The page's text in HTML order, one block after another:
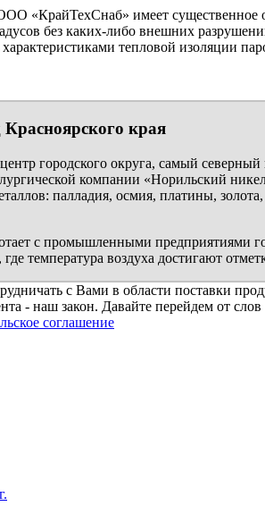
«КрайТехСнаб» имеет
без каких-либо внешних
тепловой изоляции
края
городского округа, самый
компании «Норильский
палладия, осмия, платины,
с промышленными предприятиями
температура воздуха достигают
с Вами в области поставки
- наш закон. Давайте перейдем от
соглашение